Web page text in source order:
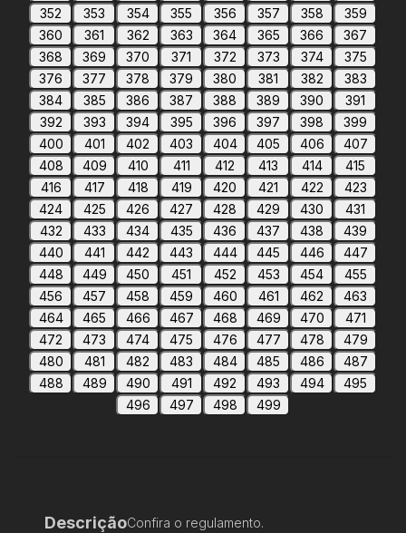
352
353 354 355 356 357 358
359
360
361 362 363 364 365 366
367
368
369 370 371 372 373 374
375
376
377 378 379 380 381 382
383
384
385 386 387 388 389 390
391
392
393 394 395 396 397 398
399
400
401 402 403 404 405 406
407
408
409 410 411 412 413 414
415
416
417 418 419 420 421 422
423
424
425 426 427 428 429 430
431
432
433 434 435 436 437 438
439
440
441 442 443 444 445 446
447
448
449 450 451 452 453 454
455
456
457 458 459 460 461 462
463
464
465 466 467 468 469 470
471
472
473 474 475 476 477 478
479
480
481 482 483 484 485 486
487
488
489 490 491 492 493 494
495
496
497 498 499
DescriçãoConfira o regulamento.